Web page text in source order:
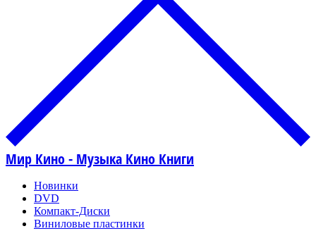
Мир Кино - Музыка Кино Книги
Новинки
DVD
Компакт-Диски
Виниловые пластинки